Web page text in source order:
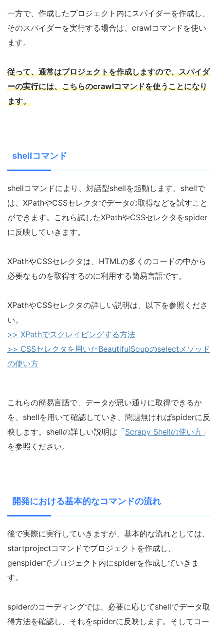
一方で、作成したプロジェクト内にスパイダーを作成し、
そのスパイダーを実行する場合は、crawlコマンドを使い
ます。
従って、通常はプロジェクトを作成しますので、スパイダ
ーの実行には、こちらのcrawlコマンドを使うことになり
ます。
shellコマンド
shellコマンドにより、対話型shellを起動します。shellで
は、XPathやCSSセレクタでデータの取得などを試すこと
ができます。これら試したXPathやCSSセレクタをspider
に反映していきます。
XPathやCSSセレクタは、HTMLの多くのコードの中から
必要なものを取得するのに利用する簡易言語です。
XPathやCSSセレクタの詳しい説明は、以下を参照くださ
い。
>> XPathでスクレイピングする方法
>> CSSセレクタを用いたBeautifulSoupのselectメソッド
の使い方
これらの簡易言語で、データが思い通りに取得できるか
を、shellを用いて確認していき、問題無ければspiderに反
映します。shellの詳しい説明は「Scrapy Shellの使い方 」
を参照ください。
開発における基本的なコマンドの流れ
後で実際に実行していきますが、基本的な流れとしては、
startprojectコマンドでプロジェクトを作成し、
genspiderでプロジェクト内にspiderを作成していきま
す。
spiderのコーディングでは、必要に応じてshellでデータ取
得方法を確認し、それをspiderに反映します。そしてコー